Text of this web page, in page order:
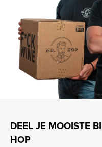
DEEL JE MOOISTE
HOP